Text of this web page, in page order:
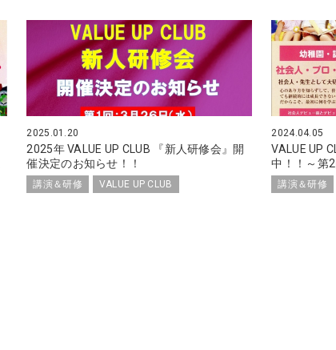
2025.01.20
2025年 VALUE UP CLUB 『新人研修会』開
催決定のお知らせ！！
講演＆研修 VALUE UP CLUB
2024.04.05
VALUE UP
中！！～第
講演＆研修